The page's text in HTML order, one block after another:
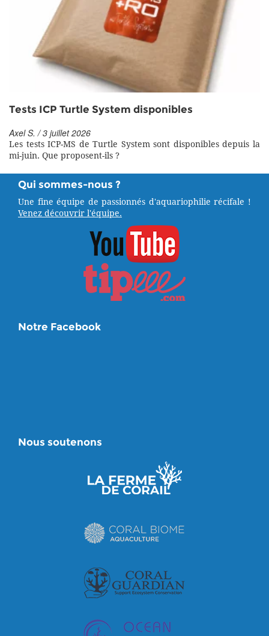
Tests ICP Turtle System disponibles
Axel S. / 3 juillet 2026
Les tests ICP-MS de Turtle System sont disponibles depuis la
mi-juin. Que proposent-ils ?
Qui sommes-nous ?
Une fine équipe de passionnés d'aquariophilie récifale !
Venez découvrir l'équipe.
Notre Facebook
Nous soutenons